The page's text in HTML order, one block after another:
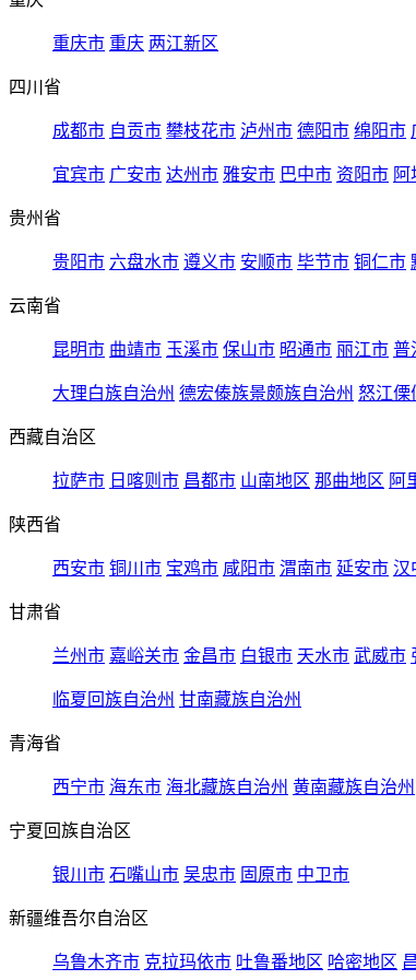
重庆市 重庆 两江新区
四川省
成都市 自贡市 攀枝花市 泸州市 德阳市 绵阳市
宜宾市 广安市 达州市 雅安市 巴中市 资阳市
贵州省
贵阳市 六盘水市 遵义市 安顺市 毕节市 铜仁市
云南省
昆明市 曲靖市 玉溪市 保山市 昭通市 丽江市 普
大理白族自治州 德宏傣族景颇族自治州 怒江傈
西藏自治区
拉萨市 日喀则市 昌都市 山南地区 那曲地区 阿
陕西省
西安市 铜川市 宝鸡市 咸阳市 渭南市 延安市 汉
甘肃省
兰州市 嘉峪关市 金昌市 白银市 天水市 武威市
临夏回族自治州 甘南藏族自治州
青海省
西宁市 海东市 海北藏族自治州 黄南藏族自治州
宁夏回族自治区
银川市 石嘴山市 吴忠市 固原市 中卫市
新疆维吾尔自治区
乌鲁木齐市 克拉玛依市 吐鲁番地区 哈密地区